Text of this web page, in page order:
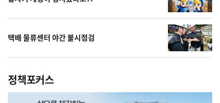
택배 물류센터 야간 불시점검
정책포커스